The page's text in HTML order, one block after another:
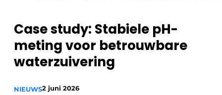
Nieuwsbrief
Podcasts
Privacy / Cookie statement
Vacature aanmelden
Vacatures
Case study: Stabiele pH-
meting voor betrouwbare
waterzuivering
NIEUWS2 juni 2026